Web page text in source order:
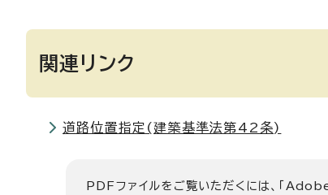
関連リンク
道路位置指定(建築基準法第42条)
PDFファイルをご覧いただくには、「